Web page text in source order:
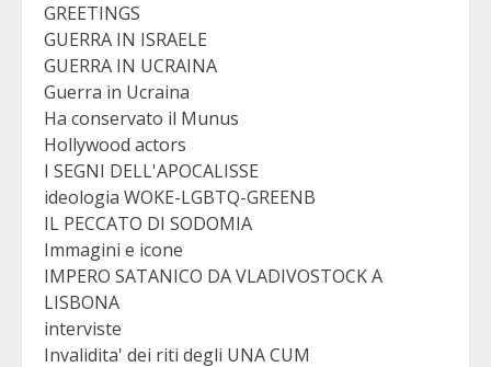
GREETINGS
GUERRA IN ISRAELE
GUERRA IN UCRAINA
Guerra in Ucraina
Ha conservato il Munus
Hollywood actors
I SEGNI DELL'APOCALISSE
ideologia WOKE-LGBTQ-GREENB
IL PECCATO DI SODOMIA
Immagini e icone
IMPERO SATANICO DA VLADIVOSTOCK A
LISBONA
interviste
Invalidita' dei riti degli UNA CUM